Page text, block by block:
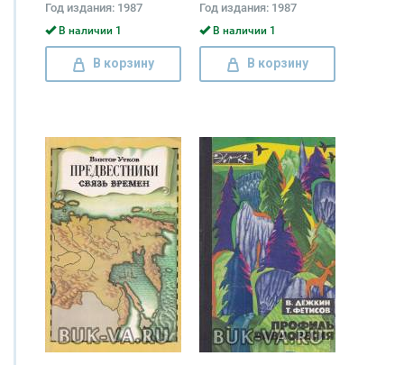
Год издания: 1987
В наличии 1
В корзину
Год издания: 1987
В наличии 1
В корзину